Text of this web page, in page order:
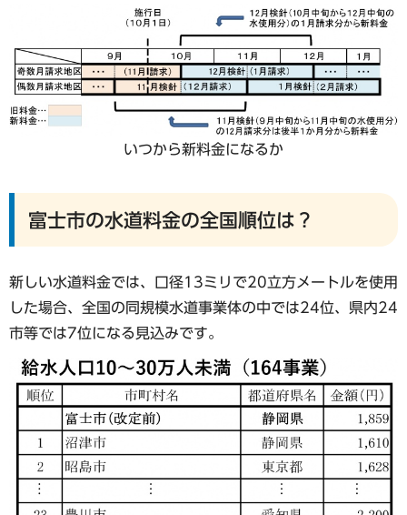
いつから新料金になるか
富士市の水道料金の全国順位は？
新しい水道料金では、口径13ミリで20立方メートルを使用
した場合、全国の同規模水道事業体の中では24位、県内24
市等では7位になる見込みです。